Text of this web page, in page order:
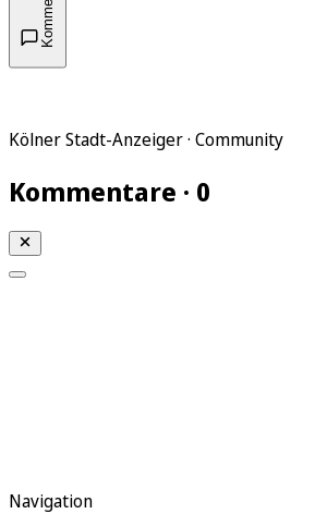
Kölner Stadt-Anzeiger · Community
Kommentare · 0
Navigation